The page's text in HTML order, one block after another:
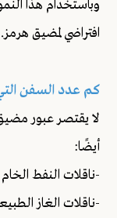
وباستخدام هذا
افتراضي لمضيق هرمز.
كم عدد السفن
لا يقتصر عبور
أيضًا:
-ناقلات النفط الخام
-ناقلات الغاز